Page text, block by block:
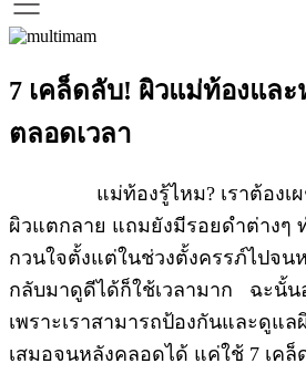
7 เคล็ดลับ! ผิวแม่ท้องแล
ตลอดเวลา
แม่ท้องรู้ไหม? เราต้อง
ผิวแตกลาย แถมยังมีรอยดำต่างๆ
กวนใจตั้งแต่ในช่วงตั้งครรภ์ไปจน
กลับมาดูดีได้ก็ใช้เวลามาก ฉะนั้น
เพราะเราสามารถป้องกันและดูแล
เสมอจนหลังคลอดได้ แค่ใช้ 7 เคล็